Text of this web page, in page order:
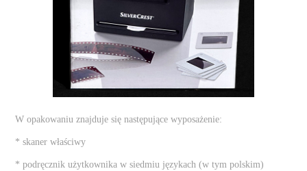
W opakowaniu znajduje się następujące wyposażenie:
* skaner właściwy
* podręcznik użytkownika w siedmiu językach (w tym polskim)